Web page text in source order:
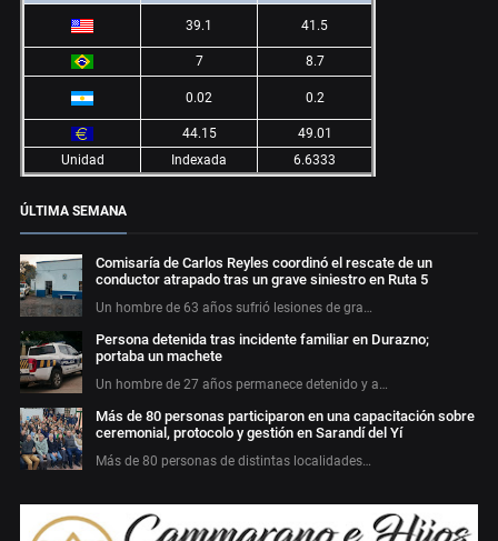
39.1 41.5
7 8.7
0.02 0.2
44.15
49.01
Unidad
Indexada 6.6333
ÚLTIMA SEMANA
Comisaría de Carlos Reyles coordinó el rescate de un
conductor atrapado tras un grave siniestro en Ruta 5
Un hombre de 63 años sufrió lesiones de gra…
Persona detenida tras incidente familiar en Durazno;
portaba un machete
Un hombre de 27 años permanece detenido y a…
Más de 80 personas participaron en una capacitación sobre
ceremonial, protocolo y gestión en Sarandí del Yí
Más de 80 personas de distintas localidades…